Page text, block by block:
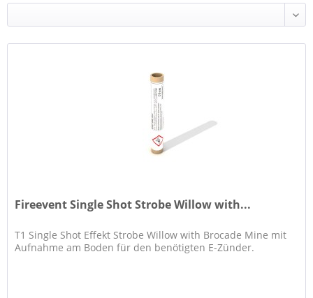
Fireevent Single Shot Strobe Willow with...
T1 Single Shot Effekt Strobe Willow with Brocade Mine mit
Aufnahme am Boden für den benötigten E-Zünder.